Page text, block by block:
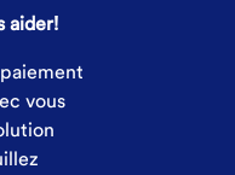
aider!
vous